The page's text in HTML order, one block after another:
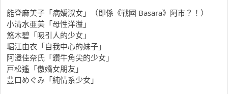
能登麻美子「病嬌淑女」（即係《戰國 Basara》阿市？！）
小清水亜美「母性洋溢」
悠木碧「吸引人的少女」
堀江由衣「自我中心的妹子」
阿澄佳奈氏「鑽牛角尖的少女」
戸松遙「傲嬌女朋友」
豊口めぐみ「純情系少女」